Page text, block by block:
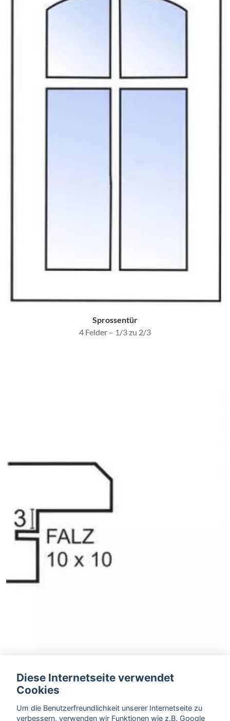
Sprossentür
4 Felder – 1/3 zu 2/3
Falz + Nut
Diese Internetseite verwendet
Cookies
Um die Benutzerfreundlichkeit unserer Internetseite zu
verbessern, verwenden wir Funktionen wie z.B. Google